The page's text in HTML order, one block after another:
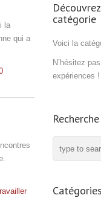
la
qui a
catégorie
Voici la
N’hésitez
expériences !